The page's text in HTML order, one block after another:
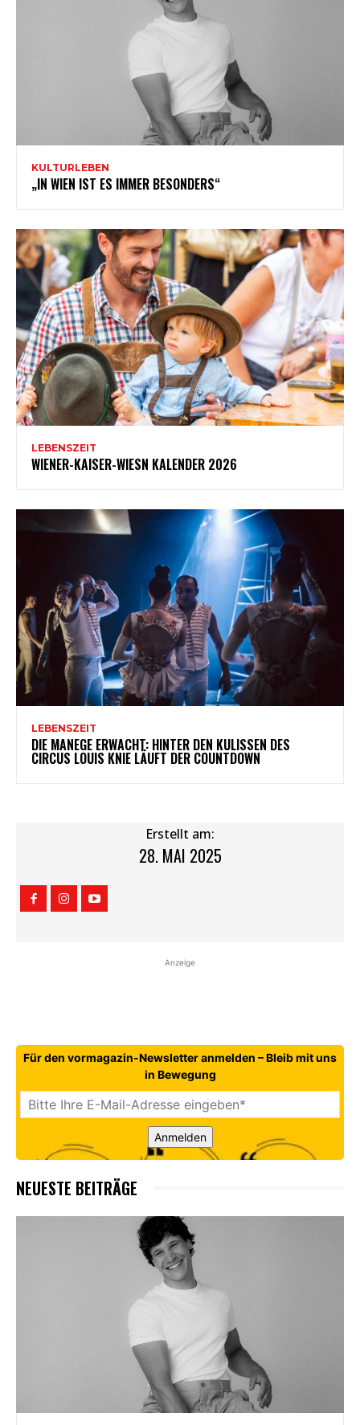
KULTURLEBEN
„IN WIEN IST ES IMMER BESONDERS“
LEBENSZEIT
WIENER-KAISER-WIESN KALENDER 2026
LEBENSZEIT
DIE MANEGE ERWACHT: HINTER DEN KULISSEN DES
CIRCUS LOUIS KNIE LÄUFT DER COUNTDOWN
Erstellt am:
28. MAI 2025
Anzeige
Für den vormagazin-Newsletter anmelden – Bleib mit uns
in Bewegung
Anmelden
NEUESTE BEITRÄGE